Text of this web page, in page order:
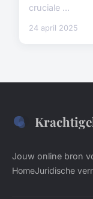
cruciale ...
24 april 2025
Jouw online bron
HomeJuridische